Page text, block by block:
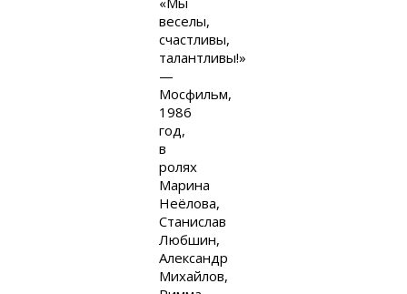
веселы,
счастливы,
талантливы!»
—
Мосфильм,
1986
год,
в
ролях
Марина
Неёлова,
Станислав
Любшин,
Александр
Михайлов,